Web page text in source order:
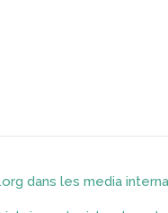
dans les media